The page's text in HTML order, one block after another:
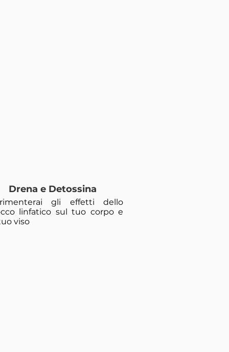
Drena e Detossina
gli effetti dello
linfatico sul tuo corpo e
viso